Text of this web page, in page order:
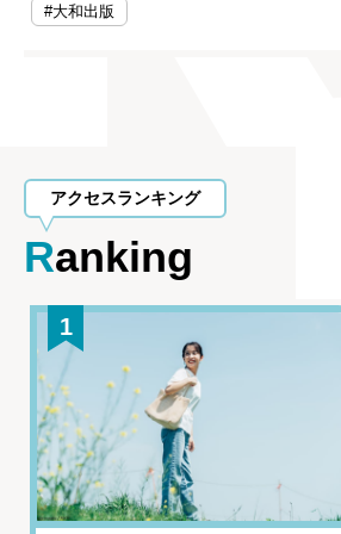
#大和出版
アクセスランキング
Ranking
1